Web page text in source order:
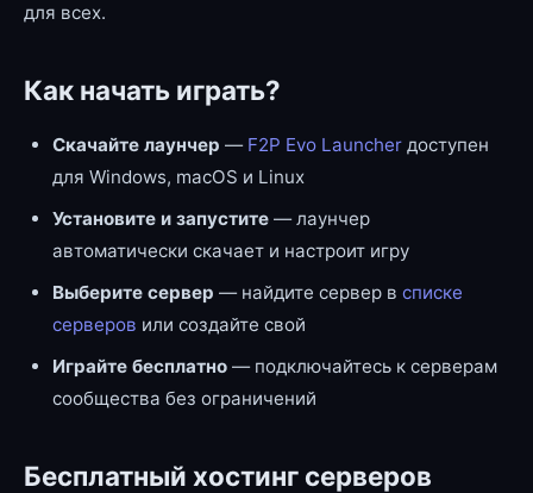
для всех.
Как начать играть?
Скачайте лаунчер — F2P Evo Launcher доступен
для Windows, macOS и Linux
Установите и запустите — лаунчер
автоматически скачает и настроит игру
Выберите сервер — найдите сервер в списке
серверов или создайте свой
Играйте бесплатно — подключайтесь к серверам
сообщества без ограничений
Бесплатный хостинг серверов